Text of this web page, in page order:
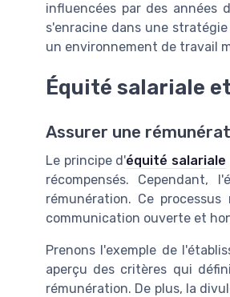
influencées par des années
s'enracine dans une
un environnement de travail
Équité salariale
Assurer une
Le principe d'équité salariale
récompensés.
rémunération. Ce
communication ouverte et
Prenons l'exemple de
aperçu des critères qui
rémunération. De plus, la